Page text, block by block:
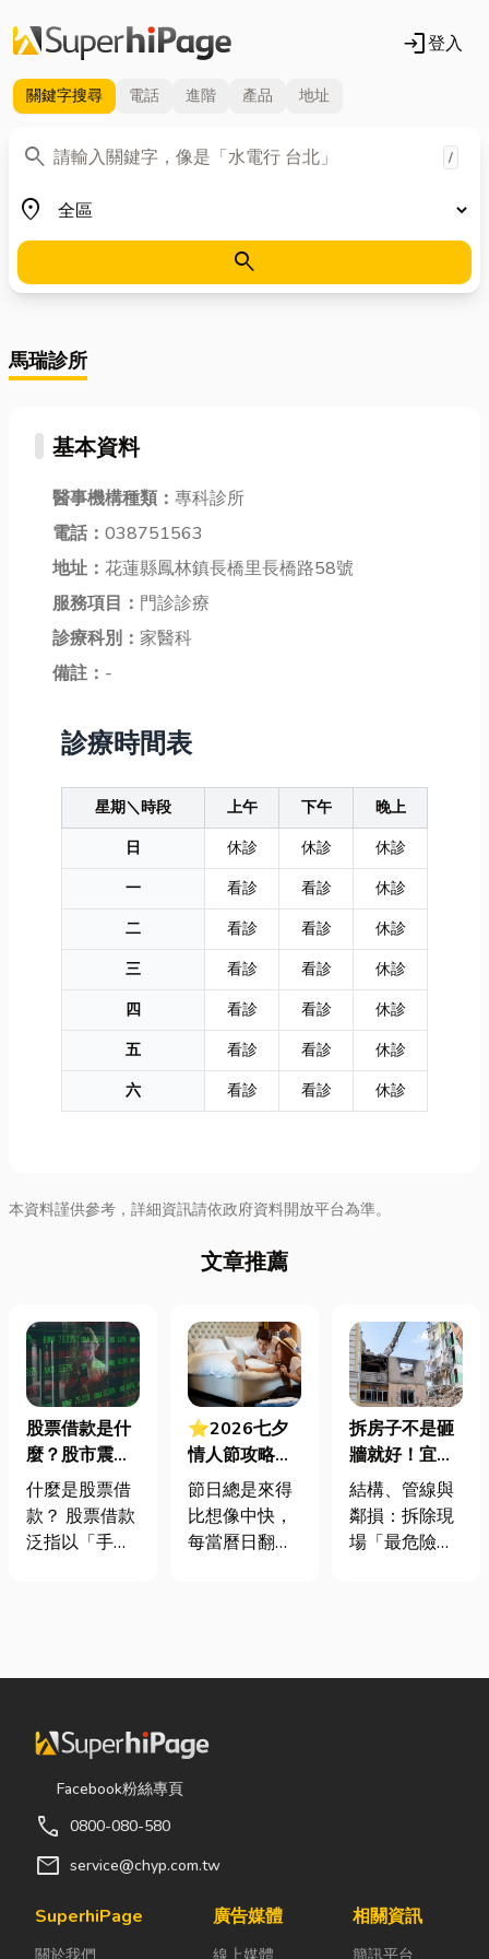
login登入
關鍵字搜尋 電話 進階 產品 地址
search
關鍵字 /
place
地區
search
馬瑞診所
基本資料
醫事機構種類： 專科診所
電話： 038751563
地址： 花蓮縣鳳林鎮長橋里長橋路58號
服務項目： 門診診療
診療科別： 家醫科
備註： -
診療時間表
星期＼時段 上午 下午
晚上
日
休診 休診
休診
一
看診 看診
休診
二
看診 看診
休診
三
看診 看診
休診
四
看診 看診
休診
五
看診 看診
休診
六
看診 看診 休診
本資料謹供參考，詳細資訊請依政府資料開放平台為準。
文章推薦
股票借款是什
麼？股市震盪|
股票借款、股
票質借、當鋪
借款完整比較
什麼是股票借
款？ 股票借款
泛指以「手中
的融資方式，
賣出股票，就
能取得資金應
急，同時保留
的獲利空間。
依承作單位不
為證券公司的
⭐2026七夕
情人節攻略！
七夕送什麼不
踩雷？限定甜
點哪裡買？台
節日總是來得
比想像中快，
每當曆日翻到
候？」、「七
麼？」。相較
色彩與儀式
著生活節奏加
拆房子不是砸
牆就好！宜蘭
裝潢拆除、水
泥切割施工前
必看的避坑指
結構、管線與
鄰損：拆除現
場「最危險的
混亂的環境
陷： 這是老屋
Facebook粉絲專頁
call 0800-080-580
mail service@chyp.com.tw
SuperhiPage
關於我們
廣告媒體
線上媒體
相關資訊
簡訊平台